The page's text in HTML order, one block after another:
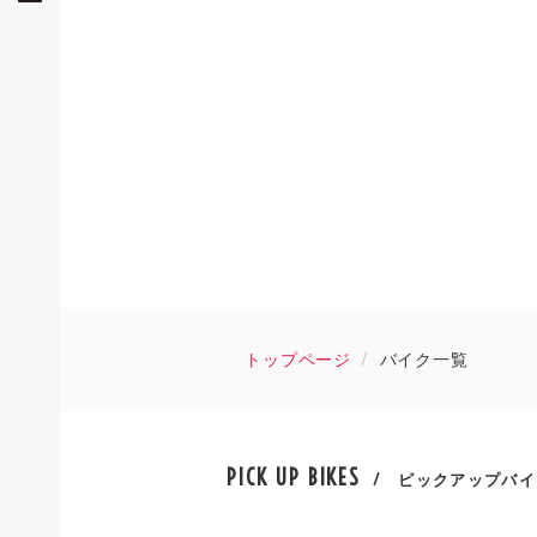
トップページ バイク一覧
PICK UP BIKES / ピックアップバ